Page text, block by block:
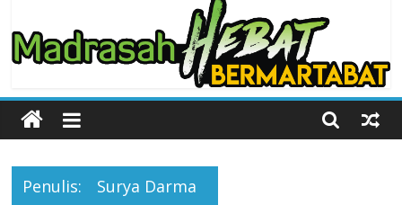
1
Aceh
Timur
Simpang
Penulis: Surya Darma